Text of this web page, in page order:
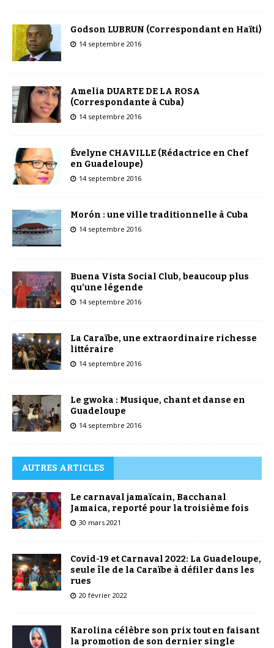
Godson LUBRUN (Correspondant en Haïti)
14 septembre 2016
Amelia DUARTE DE LA ROSA
(Correspondante à Cuba)
14 septembre 2016
Évelyne CHAVILLE (Rédactrice en Chef
en Guadeloupe)
14 septembre 2016
Morón : une ville traditionnelle à Cuba
14 septembre 2016
Buena Vista Social Club, beaucoup plus
qu’une légende
14 septembre 2016
La Caraïbe, une extraordinaire richesse
littéraire
14 septembre 2016
Le gwoka : Musique, chant et danse en
Guadeloupe
14 septembre 2016
AUTRES ARTICLES
Le carnaval jamaïcain, Bacchanal
Jamaica, reporté pour la troisième fois
30 mars 2021
Covid-19 et Carnaval 2022: La Guadeloupe,
seule île de la Caraïbe à défiler dans les
rues
20 février 2022
Karolina célèbre son prix tout en faisant
la promotion de son dernier single